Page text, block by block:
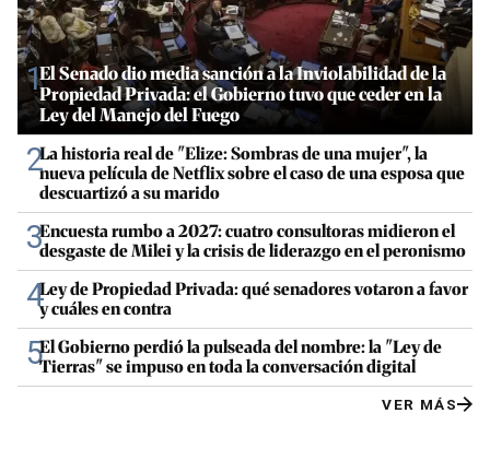
1El Senado dio media sanción a la Inviolabilidad de la
Propiedad Privada: el Gobierno tuvo que ceder en la
Ley del Manejo del Fuego
2La historia real de "Elize: Sombras de una mujer", la
nueva película de Netflix sobre el caso de una esposa que
descuartizó a su marido
3Encuesta rumbo a 2027: cuatro consultoras midieron el
desgaste de Milei y la crisis de liderazgo en el peronismo
4Ley de Propiedad Privada: qué senadores votaron a favor
y cuáles en contra
5El Gobierno perdió la pulseada del nombre: la "Ley de
Tierras" se impuso en toda la conversación digital
VER MÁS